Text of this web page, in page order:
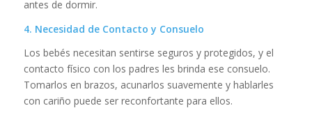
antes de dormir.
4. Necesidad de Contacto y Consuelo
Los bebés necesitan sentirse seguros y protegidos, y el
contacto físico con los padres les brinda ese consuelo.
Tomarlos en brazos, acunarlos suavemente y hablarles
con cariño puede ser reconfortante para ellos.